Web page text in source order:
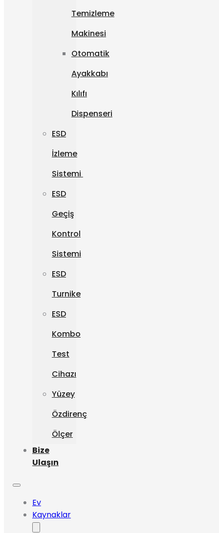
Temizleme
Makinesi
Otomatik
Ayakkabı
Kılıfı
Dispenseri
ESD
İzleme
Sistemi
ESD
Geçiş
Kontrol
Sistemi
ESD
Turnike
ESD
Kombo
Test
Cihazı
Yüzey
Özdirenç
Ölçer
Bize
Ulaşın
Ev
Kaynaklar